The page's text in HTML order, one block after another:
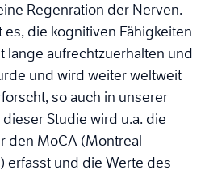
Regenration der Nerven.
die kognitiven Fähigkeiten
lange aufrechtzuerhalten und
und wird weiter weltweit
so auch in unserer
Studie wird u.a. die
den MoCA (Montreal-
erfasst und die Werte des